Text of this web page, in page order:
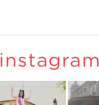
instagram